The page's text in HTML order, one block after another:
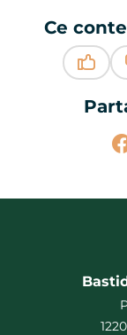
Ce